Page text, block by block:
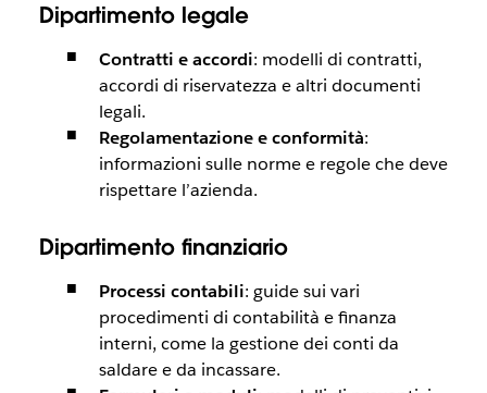
Dipartimento legale
Contratti e accordi: modelli di contratti,
accordi di riservatezza e altri documenti
legali.
Regolamentazione e conformità:
informazioni sulle norme e regole che deve
rispettare l’azienda.
Dipartimento finanziario
Processi contabili: guide sui vari
procedimenti di contabilità e finanza
interni, come la gestione dei conti da
saldare e da incassare.